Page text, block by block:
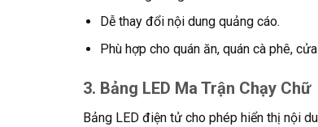
Dễ thay đổi nội dung quảng cáo.
Phù hợp cho quán ăn, quán cà phê,
3. Bảng LED Ma Trận Chạy Chữ
Bảng LED điện tử cho phép hiển thị nội